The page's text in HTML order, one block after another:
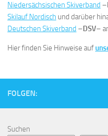
Niedersächsischen Skiverband –
Skilauf Nordisch und darüber
Deutschen Skiverband –DSV–
Hier finden Sie Hinweise auf
FOLGEN:
Suchen